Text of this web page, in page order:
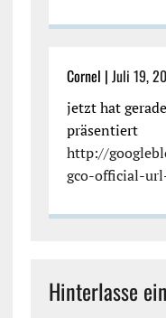
Cornel | Juli 19,
jetzt hat
präsentiert
http://
gco-official-
Hinterlasse